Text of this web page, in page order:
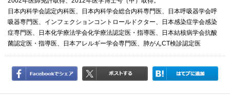
日本内科学会認定内科医、日本内科学会総合内科専門医、日本呼吸器学会呼
吸器専門医、インフェクションコントロールドクター、日本感染症学会感染
症専門医、日本化学療法学会化学療法認定医・指導医、日本結核病学会抗酸
菌認定医・指導医、日本アレルギー学会専門医、肺がんCT検診認定医